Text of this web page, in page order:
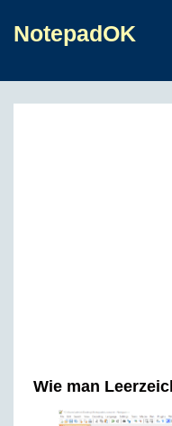
NotepadOK
Wie man